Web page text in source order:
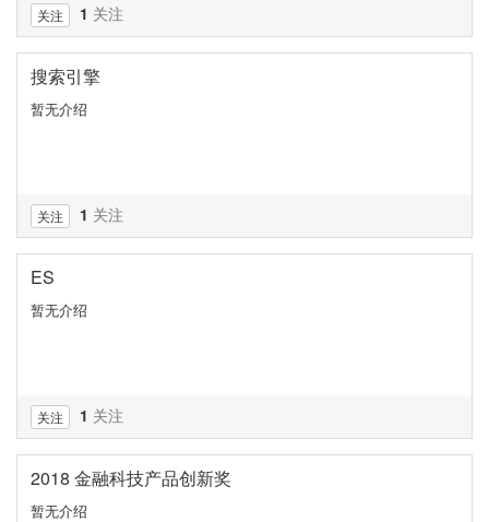
关注 1 关注
搜索引擎
暂无介绍
关注 1 关注
ES
暂无介绍
关注 1 关注
2018 金融科技产品创新奖
暂无介绍